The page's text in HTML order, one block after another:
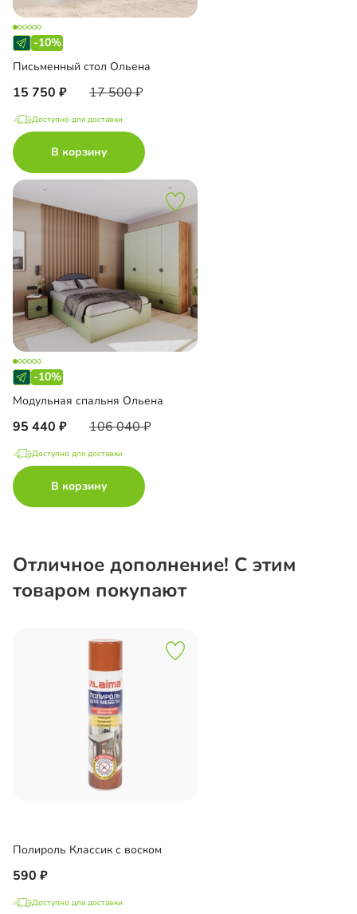
-10%
Письменный стол Ольена
15 750 17 500
Доступно для доставки
В корзину
-10%
Модульная спальня Ольена
95 440 106 040
Доступно для доставки
В корзину
Отличное дополнение! С этим
товаром покупают
Полироль Классик с воском
590
Доступно для доставки